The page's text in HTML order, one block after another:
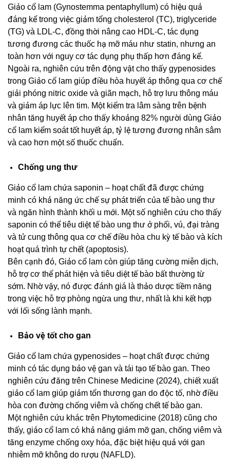
Giảo cổ lam (Gynostemma pentaphyllum) có hiệu quả
đáng kể trong việc giảm tổng cholesterol (TC), triglyceride
(TG) và LDL-C, đồng thời nâng cao HDL‑C, tác dụng
tương đương các thuốc hạ mỡ máu như statin, nhưng an
toàn hơn với nguy cơ tác dụng phụ thấp hơn đáng kể.
Ngoài ra, nghiên cứu trên động vật cho thấy gypenosides
trong Giảo cổ lam giúp điều hòa huyết áp thông qua cơ chế
giải phóng nitric oxide và giãn mạch, hỗ trợ lưu thông máu
và giảm áp lực lên tim. Một kiểm tra lâm sàng trên bệnh
nhân tăng huyết áp cho thấy khoảng 82% người dùng Giảo
cổ lam kiểm soát tốt huyết áp, tỷ lệ tương đương nhân sâm
và cao hơn một số thuốc chuẩn.
Chống ung thư
Giảo cổ lam chứa saponin – hoạt chất đã được chứng
minh có khả năng ức chế sự phát triển của tế bào ung thư
và ngăn hình thành khối u mới. Một số nghiên cứu cho thấy
saponin có thể tiêu diệt tế bào ung thư ở phổi, vú, đại tràng
và tử cung thông qua cơ chế điều hòa chu kỳ tế bào và kích
hoạt quá trình tự chết (apoptosis).
Bên cạnh đó, Giảo cổ lam còn giúp tăng cường miễn dịch,
hỗ trợ cơ thể phát hiện và tiêu diệt tế bào bất thường từ
sớm. Nhờ vậy, nó được đánh giá là thảo dược tiềm năng
trong việc hỗ trợ phòng ngừa ung thư, nhất là khi kết hợp
với lối sống lành mạnh.
Bảo vệ tốt cho gan
Giảo cổ lam chứa gypenosides – hoạt chất được chứng
minh có tác dụng bảo vệ gan và tái tạo tế bào gan. Theo
nghiên cứu đăng trên Chinese Medicine (2024), chiết xuất
giảo cổ lam giúp giảm tổn thương gan do độc tố, nhờ điều
hòa con đường chống viêm và chống chết tế bào gan.
Một nghiên cứu khác trên Phytomedicine (2018) cũng cho
thấy, giảo cổ lam có khả năng giảm mỡ gan, chống viêm và
tăng enzyme chống oxy hóa, đặc biệt hiệu quả với gan
nhiễm mỡ không do rượu (NAFLD).